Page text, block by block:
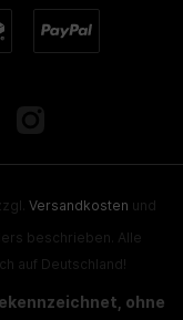
Versandkosten und
beschrieben. Alle
auf Deutschland!
ohne